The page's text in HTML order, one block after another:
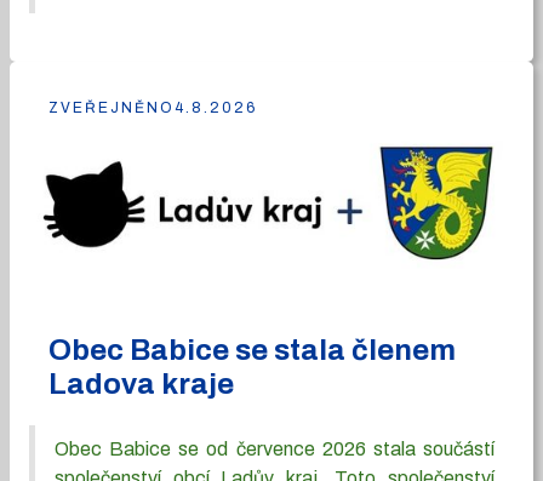
Obec Babice se stala členem
Ladova kraje
Obec Babice se od července 2026 stala součástí
ZVEŘEJNĚNO 4.8.2026